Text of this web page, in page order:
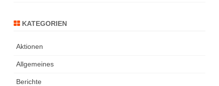
KATEGORIEN
Aktionen
Allgemeines
Berichte